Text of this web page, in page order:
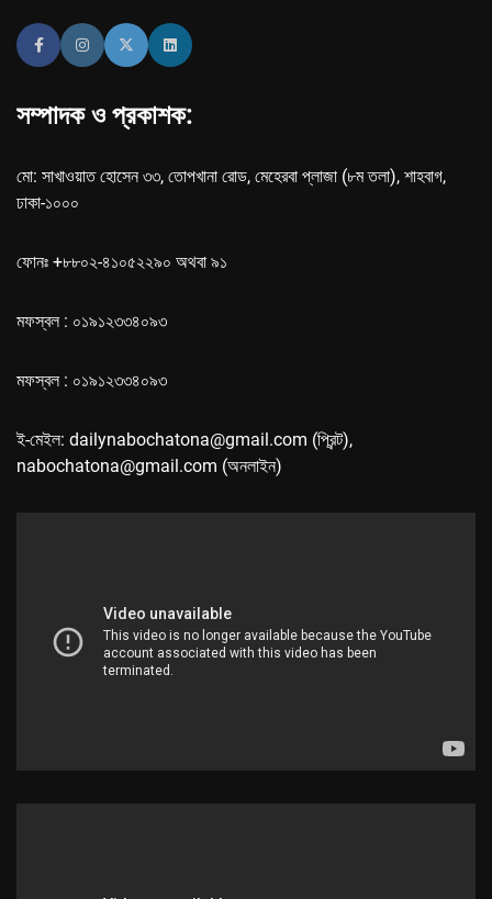
সম্পাদক ও প্রকাশক:
মো: সাখাওয়াত হোসেন ৩৩, তোপখানা রোড, মেহেরবা প্লাজা (৮ম তলা), শাহবাগ,
ঢাকা-১০০০
ফোনঃ +৮৮০২-৪১০৫২২৯০ অথবা ৯১
মফস্বল : ০১৯১২৩৩৪০৯৩
মফস্বল : ০১৯১২৩৩৪০৯৩
ই-মেইল: dailynabochatona@gmail.com (প্রিন্ট),
nabochatona@gmail.com (অনলাইন)